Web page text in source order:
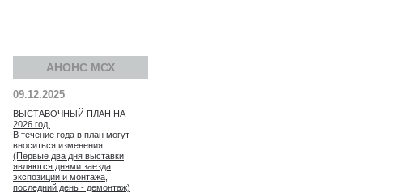
АНОНС МСХ
09.12.2025
ВЫСТАВОЧНЫЙ ПЛАН НА
2026 год.
В течение года в план могут
вноситься изменения.
(Первые два дня выставки
являются днями заезда,
экспозиции и монтажа,
последний день - демонтаж)